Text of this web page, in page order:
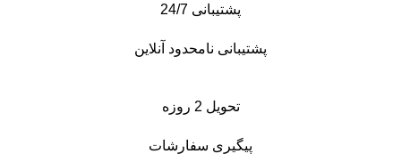
پشتیبانی 24/7
پشتیبانی نامحدود آنلاین
تحویل 2 روزه
پیگیری سفارشات